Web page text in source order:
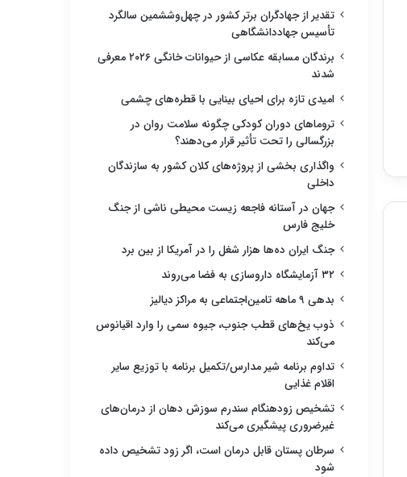
تقدیر از جهادگران برتر کشور در چهل‌وششمین سالگرد
تأسیس جهاددانشگاهی
برندگان مسابقه عکاسی از حیوانات خانگی ۲۰۲۶ معرفی
شدند
امیدی تازه برای احیای بینایی با قطره‌های چشمی
تروماهای دوران کودکی چگونه سلامت روان در
بزرگسالی را تحت تأثیر قرار می‌دهند؟
واگذاری بخشی از پروژه‌های کلان کشور به سازندگان
داخلی
جهان در آستانه فاجعه زیست محیطی ناشی از جنگ
خلیج فارس
جنگ ایران ده‌ها هزار شغل را در آمریکا از بین برد
۳۲ آزمایشگاه داروسازی به فضا می‌روند
بدهی ۹ ماهه تامین‌اجتماعی به مراکز دیالیز
ذوب یخ‌های قطب جنوب، جیوه سمی را وارد اقیانوس
می‌کند
تداوم برنامه شیر مدارس/تکمیل برنامه با توزیع سایر
اقلام غذایی
تشخیص زودهنگام سندرم سوزش دهان از درمان‌های
غیرضروری پیشگیری می‌کند
سرطان پستان قابل درمان است، اگر زود تشخیص داده
شود